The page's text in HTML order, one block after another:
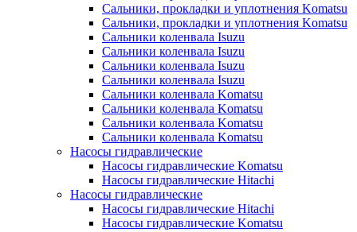
Сальники, прокладки и уплотнения Komatsu
Сальники, прокладки и уплотнения Komatsu
Сальники коленвала Isuzu
Сальники коленвала Isuzu
Сальники коленвала Isuzu
Сальники коленвала Isuzu
Сальники коленвала Komatsu
Сальники коленвала Komatsu
Сальники коленвала Komatsu
Сальники коленвала Komatsu
Насосы гидравлические
Насосы гидравлические Komatsu
Насосы гидравлические Hitachi
Насосы гидравлические
Насосы гидравлические Hitachi
Насосы гидравлические Komatsu